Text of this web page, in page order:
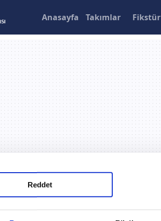
Reddet
Anasayfa Takımlar Fikstür
1. Tur